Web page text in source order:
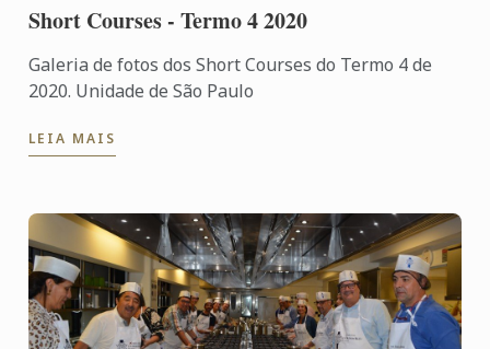
Short Courses - Termo 4 2020
Galeria de fotos dos Short Courses do Termo 4 de
2020. Unidade de São Paulo
LEIA MAIS